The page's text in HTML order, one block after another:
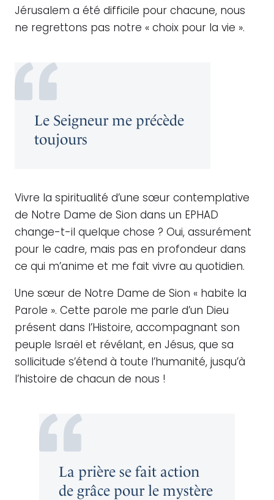
Jérusalem a été difficile pour chacune, nous
ne regrettons pas notre « choix pour la vie ».
Le Seigneur me précède
toujours
Vivre la spiritualité d’une sœur contemplative
de Notre Dame de Sion dans un EPHAD
change-t-il quelque chose ? Oui, assurément
pour le cadre, mais pas en profondeur dans
ce qui m’anime et me fait vivre au quotidien.
Une sœur de Notre Dame de Sion « habite la
Parole ». Cette parole me parle d’un Dieu
présent dans l’Histoire, accompagnant son
peuple Israël et révélant, en Jésus, que sa
sollicitude s’étend à toute l’humanité, jusqu’à
l’histoire de chacun de nous !
La prière se fait action
de grâce pour le mystère